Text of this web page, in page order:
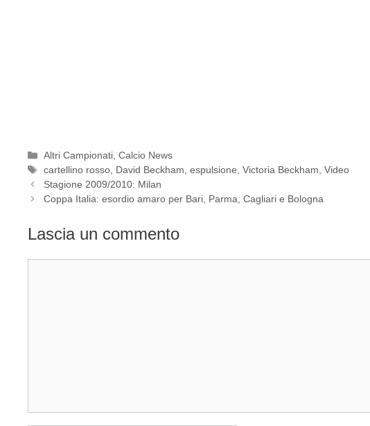
Categorie
Altri Campionati,Calcio News
Tag
cartellino rosso, David Beckham,espulsione,Victoria Beckham,Video
Stagione 2009/2010: Milan
Coppa Italia: esordio amaro per Bari, Parma, Cagliari e Bologna
Lascia un commento